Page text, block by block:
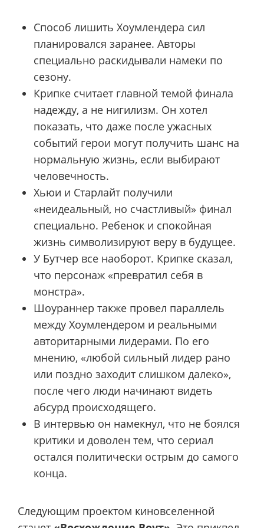
Способ лишить Хоумлендера сил
планировался заранее. Авторы
специально раскидывали намеки по
сезону.
Крипке считает главной темой финала
надежду, а не нигилизм. Он хотел
показать, что даже после ужасных
событий герои могут получить шанс на
нормальную жизнь, если выбирают
человечность.
Хьюи и Старлайт получили
«неидеальный, но счастливый» финал
специально. Ребенок и спокойная
жизнь символизируют веру в будущее.
У Бутчер все наоборот. Крипке сказал,
что персонаж «превратил себя в
монстра».
Шоураннер также провел параллель
между Хоумлендером и реальными
авторитарными лидерами. По его
мнению, «любой сильный лидер рано
или поздно заходит слишком далеко»,
после чего люди начинают видеть
абсурд происходящего.
В интервью он намекнул, что не боялся
критики и доволен тем, что сериал
остался политически острым до самого
конца.
Следующим проектом киновселенной